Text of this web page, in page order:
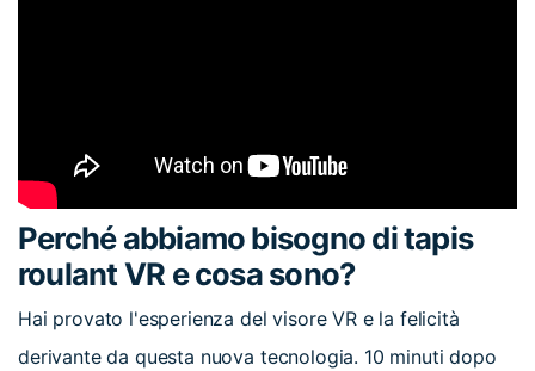
Perché abbiamo bisogno di tapis
roulant VR e cosa sono?
Hai provato l'esperienza del visore VR e la felicità
derivante da questa nuova tecnologia. 10 minuti dopo